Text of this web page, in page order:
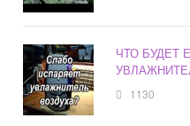
ЧТО БУДЕТ
1130